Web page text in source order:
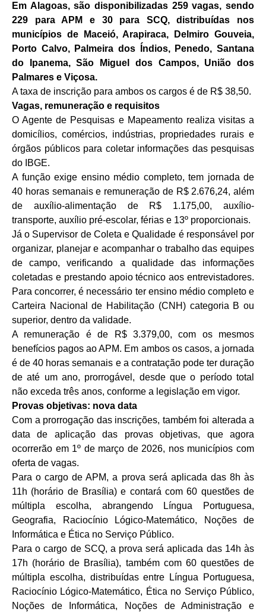
Em Alagoas, são disponibilizadas 259 vagas, sendo
229 para APM e 30 para SCQ, distribuídas nos
municípios de Maceió, Arapiraca, Delmiro Gouveia,
Porto Calvo, Palmeira dos Índios, Penedo, Santana
do Ipanema, São Miguel dos Campos, União dos
Palmares e Viçosa.
A taxa de inscrição para ambos os cargos é de R$ 38,50.
Vagas, remuneração e requisitos
O Agente de Pesquisas e Mapeamento realiza visitas a
domicílios, comércios, indústrias, propriedades rurais e
órgãos públicos para coletar informações das pesquisas
do IBGE.
A função exige ensino médio completo, tem jornada de
40 horas semanais e remuneração de R$ 2.676,24, além
de auxílio-alimentação de R$ 1.175,00, auxílio-
transporte, auxílio pré-escolar, férias e 13º proporcionais.
Já o Supervisor de Coleta e Qualidade é responsável por
organizar, planejar e acompanhar o trabalho das equipes
de campo, verificando a qualidade das informações
coletadas e prestando apoio técnico aos entrevistadores.
Para concorrer, é necessário ter ensino médio completo e
Carteira Nacional de Habilitação (CNH) categoria B ou
superior, dentro da validade.
A remuneração é de R$ 3.379,00, com os mesmos
benefícios pagos ao APM. Em ambos os casos, a jornada
é de 40 horas semanais e a contratação pode ter duração
de até um ano, prorrogável, desde que o período total
não exceda três anos, conforme a legislação em vigor.
Provas objetivas: nova data
Com a prorrogação das inscrições, também foi alterada a
data de aplicação das provas objetivas, que agora
ocorrerão em 1º de março de 2026, nos municípios com
oferta de vagas.
Para o cargo de APM, a prova será aplicada das 8h às
11h (horário de Brasília) e contará com 60 questões de
múltipla escolha, abrangendo Língua Portuguesa,
Geografia, Raciocínio Lógico-Matemático, Noções de
Informática e Ética no Serviço Público.
Para o cargo de SCQ, a prova será aplicada das 14h às
17h (horário de Brasília), também com 60 questões de
múltipla escolha, distribuídas entre Língua Portuguesa,
Raciocínio Lógico-Matemático, Ética no Serviço Público,
Noções de Informática, Noções de Administração e